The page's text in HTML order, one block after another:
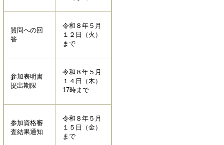
質問への回
答
令和８年５月
１２日（火）
まで
参加表明書
提出期限
令和８年５月
１４日（木）
17時まで
参加資格審
査結果通知
令和８年５月
１５日（金）
まで